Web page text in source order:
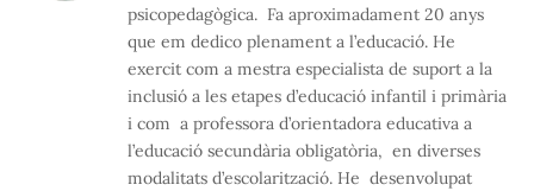
psicopedagògica. Fa aproximadament 20 anys
que em dedico plenament a l’educació. He
exercit com a mestra especialista de suport a la
inclusió a les etapes d’educació infantil i primària
i com a professora d’orientadora educativa a
l’educació secundària obligatòria, en diverses
modalitats d’escolarització. He desenvolupat